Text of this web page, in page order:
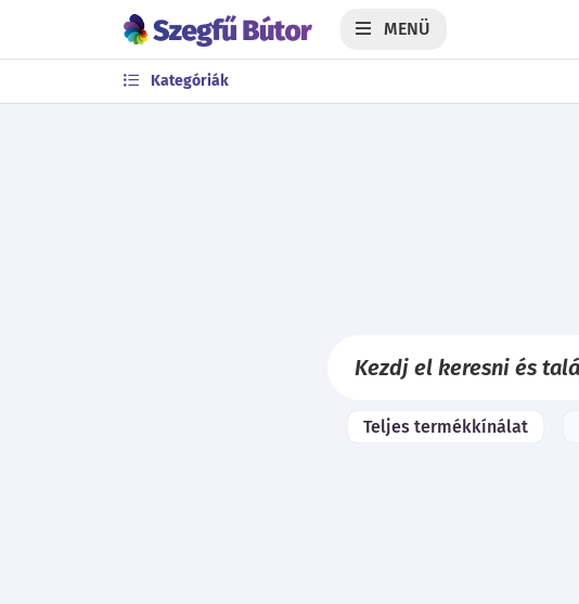
MENÜ
Kategóriák
Teljes termékkínálat